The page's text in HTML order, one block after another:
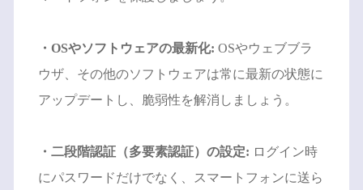
・OSやソフトウェアの最新化: OSやウェブブラ
ウザ、その他のソフトウェアは常に最新の状態に
アップデートし、脆弱性を解消しましょう。
・二段階認証（多要素認証）の設定: ログイン時
にパスワードだけでなく、スマートフォンに送ら